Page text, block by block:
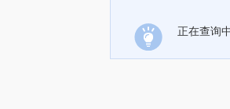
正在查询